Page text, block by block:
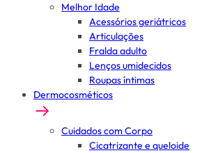
Melhor Idade
Acessórios geriátricos
Articulações
Fralda adulto
Lenços umidecidos
Roupas íntimas
Dermocosméticos
Cuidados com Corpo
Cicatrizante e queloide